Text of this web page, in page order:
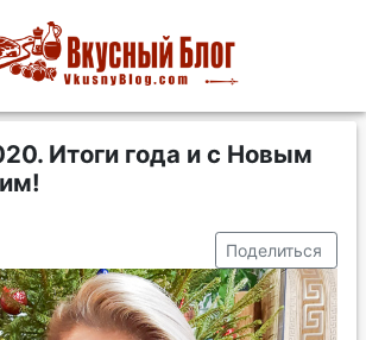
Итоги года и с Новым
Поделиться